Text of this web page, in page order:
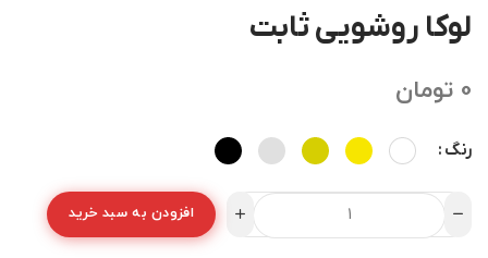
لوکا روشویی ثابت
0 تومان
رنگ
افزودن به سبد خرید